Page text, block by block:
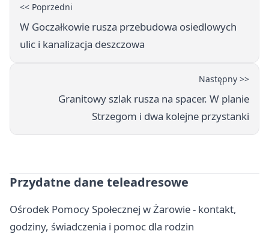
<< Poprzedni
W Goczałkowie rusza przebudowa osiedlowych
ulic i kanalizacja deszczowa
Następny >>
Granitowy szlak rusza na spacer. W planie
Strzegom i dwa kolejne przystanki
Przydatne dane teleadresowe
Ośrodek Pomocy Społecznej w Żarowie - kontakt,
godziny, świadczenia i pomoc dla rodzin